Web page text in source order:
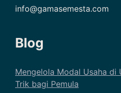
info@gamasemesta.com
Blog
Mengelola Modal Usaha di
Trik bagi Pemula